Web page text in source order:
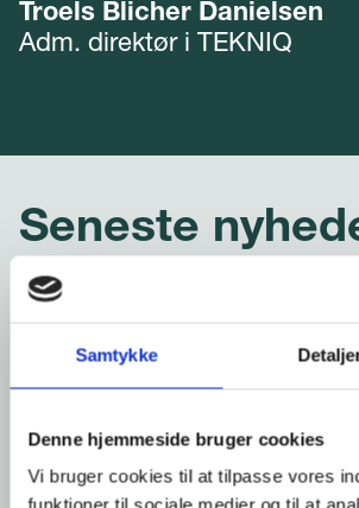
Samtykke
Denne hjemmeside bruger cookies
Vi bruger cookies til at tilpasse vores
Troels Blicher Danielsen
Adm. direktør i TEKNIQ
Seneste